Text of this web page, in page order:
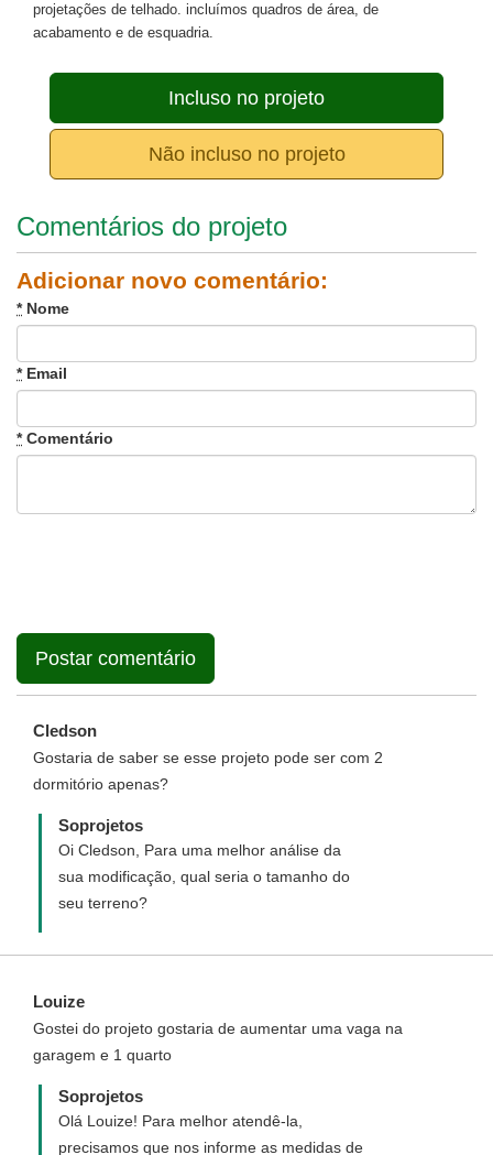
projetações de telhado. incluímos quadros de área, de
acabamento e de esquadria.
Incluso no projeto
Não incluso no projeto
Comentários do projeto
Adicionar novo comentário:
*Nome
*Email
*Comentário
Cledson
Gostaria de saber se esse projeto pode ser com 2
dormitório apenas?
Soprojetos
Oi Cledson, Para uma melhor análise da
sua modificação, qual seria o tamanho do
seu terreno?
Louize
Gostei do projeto gostaria de aumentar uma vaga na
garagem e 1 quarto
Soprojetos
Olá Louize! Para melhor atendê-la,
precisamos que nos informe as medidas de